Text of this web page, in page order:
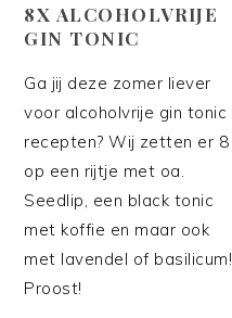
8X ALCOHOLVRIJE
GIN TONIC
Ga jij deze zomer liever
voor alcoholvrije gin tonic
recepten? Wij zetten er 8
op een rijtje met oa.
Seedlip, een black tonic
met koffie en maar ook
met lavendel of basilicum!
Proost!